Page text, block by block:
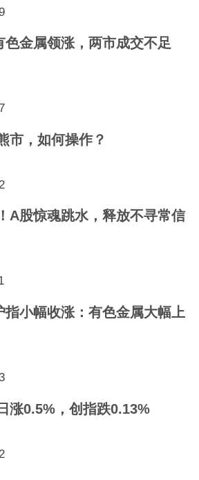
色金属领涨，两市成交不足
市，如何操作？
A股惊魂跳水，释放不寻常信
指小幅收涨：有色金属大幅上
涨0.5%，创指跌0.13%